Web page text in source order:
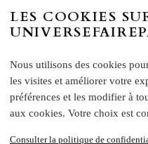
Chaque étiquette est une
se contente pas
votre histoire – à travers
couleur emblématique.
Commandez les ronds
LES COOKIES
Nous utilisons des cookies
les visites et améliorer votre
préférences et les modifier à
aux cookies. Votre choix est
Consulter la politique de